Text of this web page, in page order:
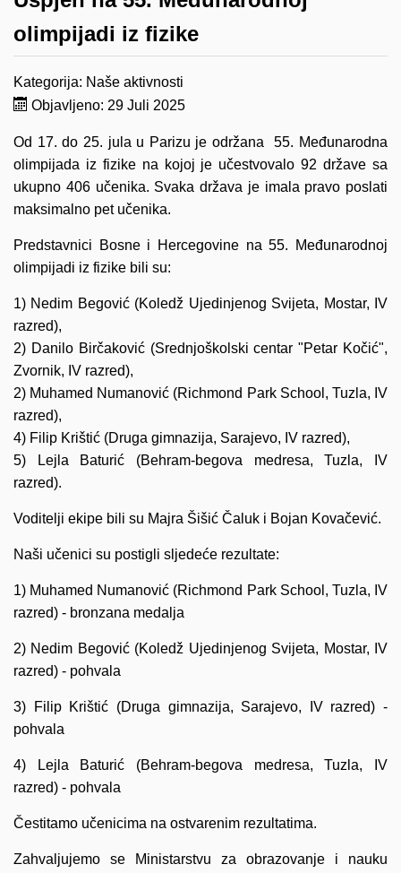
olimpijadi iz fizike
Kategorija: Naše aktivnosti
Objavljeno: 29 Juli 2025
Od 17. do 25. jula u Parizu je održana 55. Međunarodna
olimpijada iz fizike na kojoj je učestvovalo 92 države sa
ukupno 406 učenika. Svaka država je imala pravo poslati
maksimalno pet učenika.
Predstavnici Bosne i Hercegovine na 55. Međunarodnoj
olimpijadi iz fizike bili su:
1) Nedim Begović (Koledž Ujedinjenog Svijeta, Mostar, IV
razred),
2) Danilo Birčaković (Srednjoškolski centar "Petar Kočić",
Zvornik, IV razred),
2) Muhamed Numanović (Richmond Park School, Tuzla, IV
razred),
4) Filip Krištić (Druga gimnazija, Sarajevo, IV razred),
5) Lejla Baturić (Behram-begova medresa, Tuzla, IV
razred).
Voditelji ekipe bili su Majra Šišić Čaluk i Bojan Kovačević.
Naši učenici su postigli sljedeće rezultate:
1) Muhamed Numanović (Richmond Park School, Tuzla, IV
razred) - bronzana medalja
2) Nedim Begović (Koledž Ujedinjenog Svijeta, Mostar, IV
razred) - pohvala
3) Filip Krištić (Druga gimnazija, Sarajevo, IV razred) -
pohvala
4) Lejla Baturić (Behram-begova medresa, Tuzla, IV
razred) - pohvala
Čestitamo učenicima na ostvarenim rezultatima.
Zahvaljujemo se Ministarstvu za obrazovanje i nauku